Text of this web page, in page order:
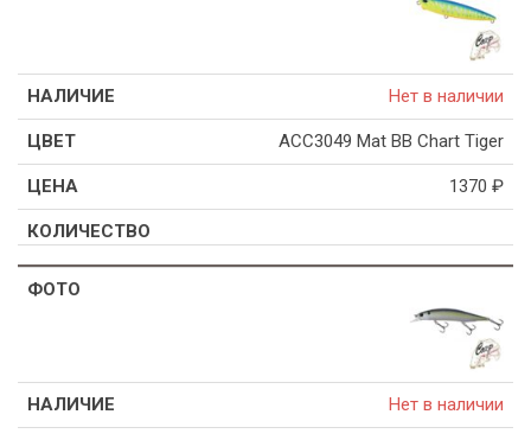
Нет в наличии
ACC3049 Mat BB Chart Tiger
1370 ₽
Нет в наличии